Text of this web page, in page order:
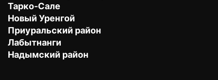
Тарко-Сале
Новый Уренгой
Приуральский район
Лабытнанги
Надымский район